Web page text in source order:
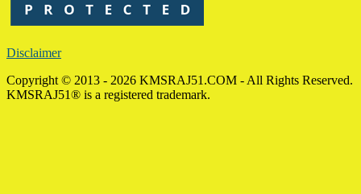
Disclaimer
Copyright © 2013 - 2026 KMSRAJ51.COM - All Rights Reserved.
KMSRAJ51® is a registered trademark.